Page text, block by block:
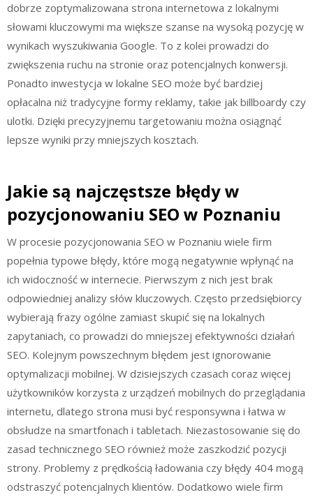
dobrze zoptymalizowana strona internetowa z lokalnymi
słowami kluczowymi ma większe szanse na wysoką pozycję w
wynikach wyszukiwania Google. To z kolei prowadzi do
zwiększenia ruchu na stronie oraz potencjalnych konwersji.
Ponadto inwestycja w lokalne SEO może być bardziej
opłacalna niż tradycyjne formy reklamy, takie jak billboardy czy
ulotki. Dzięki precyzyjnemu targetowaniu można osiągnąć
lepsze wyniki przy mniejszych kosztach.
Jakie są najczęstsze błędy w
pozycjonowaniu SEO w Poznaniu
W procesie pozycjonowania SEO w Poznaniu wiele firm
popełnia typowe błędy, które mogą negatywnie wpłynąć na
ich widoczność w internecie. Pierwszym z nich jest brak
odpowiedniej analizy słów kluczowych. Często przedsiębiorcy
wybierają frazy ogólne zamiast skupić się na lokalnych
zapytaniach, co prowadzi do mniejszej efektywności działań
SEO. Kolejnym powszechnym błędem jest ignorowanie
optymalizacji mobilnej. W dzisiejszych czasach coraz więcej
użytkowników korzysta z urządzeń mobilnych do przeglądania
internetu, dlatego strona musi być responsywna i łatwa w
obsłudze na smartfonach i tabletach. Niezastosowanie się do
zasad technicznego SEO również może zaszkodzić pozycji
strony. Problemy z prędkością ładowania czy błędy 404 mogą
odstraszyć potencjalnych klientów. Dodatkowo wiele firm